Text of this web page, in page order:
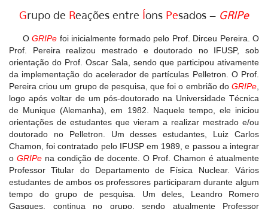
Grupo de Reações entre Íons Pesados – GRIPe
O GRIPe foi inicialmente formado pelo Prof. Dirceu Pereira. O
Prof. Pereira realizou mestrado e doutorado no IFUSP, sob
orientação do Prof. Oscar Sala, sendo que participou ativamente
da implementação do acelerador de partículas Pelletron. O Prof.
Pereira criou um grupo de pesquisa, que foi o embrião do GRIPe
logo após voltar de um pós-doutorado na Universidade Técnica
de Munique (Alemanha), em 1982. Naquele tempo, ele iniciou
orientações de estudantes que vieram a realizar mestrado e/ou
doutorado no Pelletron. Um desses estudantes, Luiz Carlos
Chamon, foi contratado pelo IFUSP em 1989, e passou a integrar
o GRIPe na condição de docente. O Prof. Chamon é atualmente
Professor Titular do Departamento de Física Nuclear. Vários
estudantes de ambos os professores participaram durante algum
tempo do grupo de pesquisa. Um deles, Leandro Romero
Gasques, continua no grupo, sendo atualmente Professor